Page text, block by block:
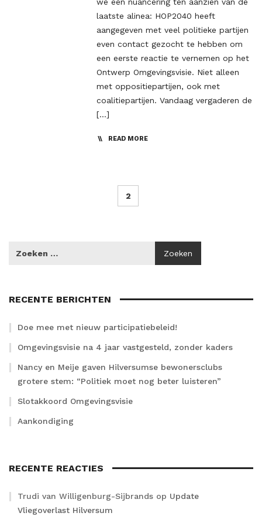
laatste alinea: HOP2040 heeft
aangegeven met veel politieke partijen
even contact gezocht te hebben om
een eerste reactie te vernemen op het
Ontwerp Omgevingsvisie. Niet alleen
met oppositiepartijen, ook met
coalitiepartijen. Vandaag vergaderen de
[…]
READ MORE
2
RECENTE BERICHTEN
Doe mee met nieuw participatiebeleid!
Omgevingsvisie na 4 jaar vastgesteld, zonder kaders
Nancy en Meije gaven Hilversumse bewonersclubs
grotere stem: “Politiek moet nog beter luisteren”
Slotakkoord Omgevingsvisie
Aankondiging
RECENTE REACTIES
Trudi van Willigenburg-Sijbrands op Update
Vliegoverlast Hilversum